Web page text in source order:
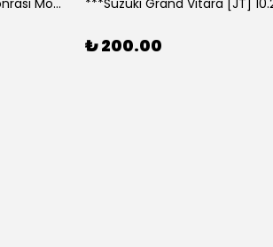
***Lexus NX [Z1] 11.2014-.. Ve Sonrası Model Yılları İçin Uyumlu Yeo Arka Silecek
₺ 200.00